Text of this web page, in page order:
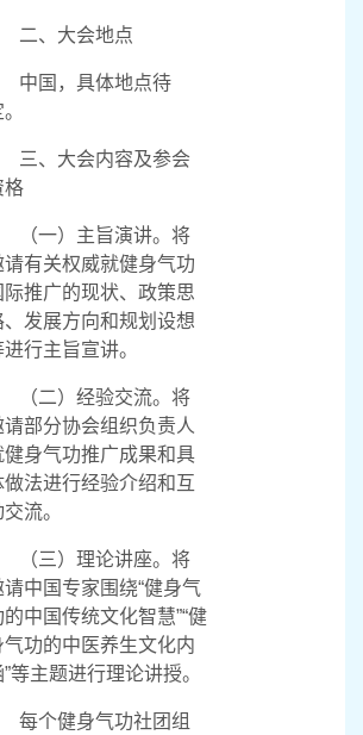
二、大会地点
中国，具体地点待
三、大会内容及参会
格
（一）主旨演讲。将
请有关权威就健身气功
际推广的现状、政策思
、发展方向和规划设想
进行主旨宣讲。
（二）经验交流。将
请部分协会组织负责人
健身气功推广成果和具
做法进行经验介绍和互
流。
（三）理论讲座。将
请中国专家围绕“健身气
的中国传统文化智慧”“健
气功的中医养生文化内
”等主题进行理论讲授。
每个健身气功社团组